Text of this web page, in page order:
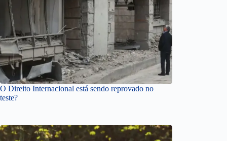
O Direito Internacional está sendo reprovado no
teste?